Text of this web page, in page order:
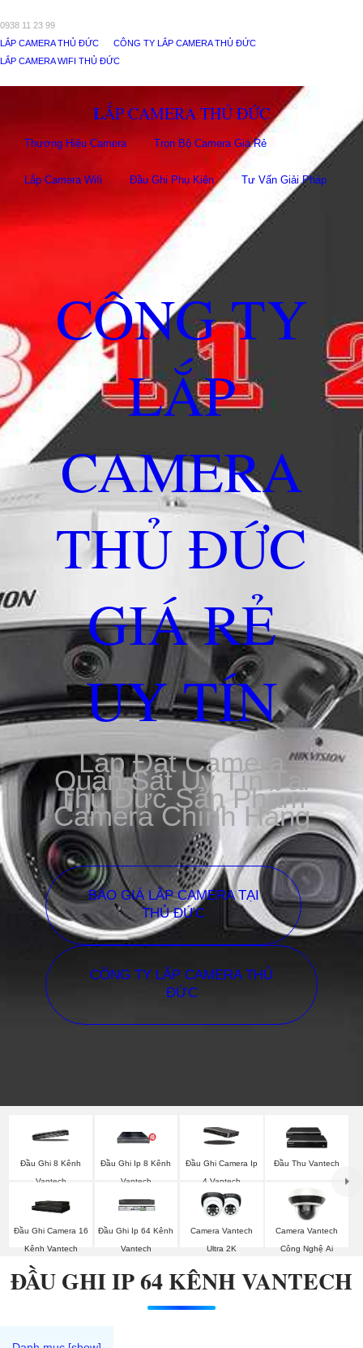
0938 11 23 99
LẮP CAMERA THỦ ĐỨC
CÔNG TY LẮP CAMERA THỦ ĐỨC
LẮP CAMERA WIFI THỦ ĐỨC
LẮP CAMERA THỦ ĐỨC
Thương Hiệu Camera Trọn Bộ Camera Giá Rẻ
Lắp Camera Wifi Đầu Ghi Phụ Kiên Tư Vấn Giải Pháp
CÔNG TY
LẮP
CAMERA
THỦ ĐỨC
GIÁ RẺ
UY TÍN
Lắp Đặt Camera
Quan Sát Uy Tín Tại
Thủ Đức Sản Phẩm
Camera Chính Hãng
BÁO GIÁ LẮP CAMERA TẠI
THỦ ĐỨC
CÔNG TY LẮP CAMERA THỦ
ĐỨC
Đầu Ghi 8 Kênh
Vantech
Đầu Ghi Ip 8 Kênh
Vantech
Đầu Ghi Camera Ip
4 Vantech
Đầu Thu Vantech
Đầu Ghi Camera 16
Kênh Vantech
Đầu Ghi Ip 64 Kênh
Vantech
Camera Vantech
Ultra 2K
Camera Vantech
Công Nghệ Ai
ĐẦU GHI IP 64 KÊNH VANTECH